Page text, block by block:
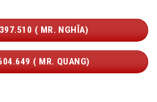
( MR. NGHĨA)
( MR. QUANG)